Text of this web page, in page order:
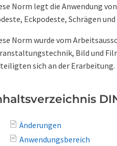
Norm legt die Anwendung
Eckpodeste, Schrägen
Norm wurde vom
Bild und
sich an der Erarbeitung.
Änderungen
Anwendungsbereich